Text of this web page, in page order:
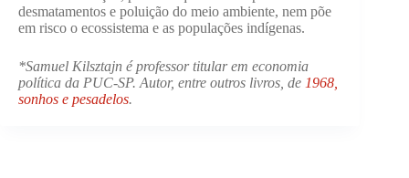
desmatamentos e poluição do meio ambiente, nem põe
em risco o ecossistema e as populações indígenas.
*Samuel Kilsztajn é professor titular em economia
política da PUC-SP. Autor, entre outros livros, de 1968,
sonhos e pesadelos.